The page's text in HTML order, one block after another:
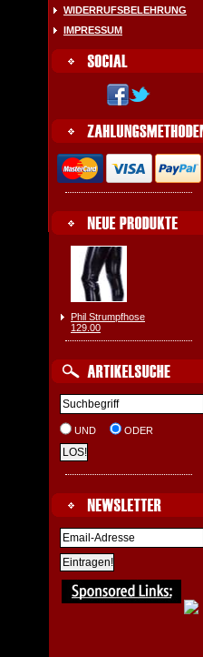
WIDERRUFSBELEHRUNG
IMPRESSUM
Phil Strumpfhose
129.00
UND ODER